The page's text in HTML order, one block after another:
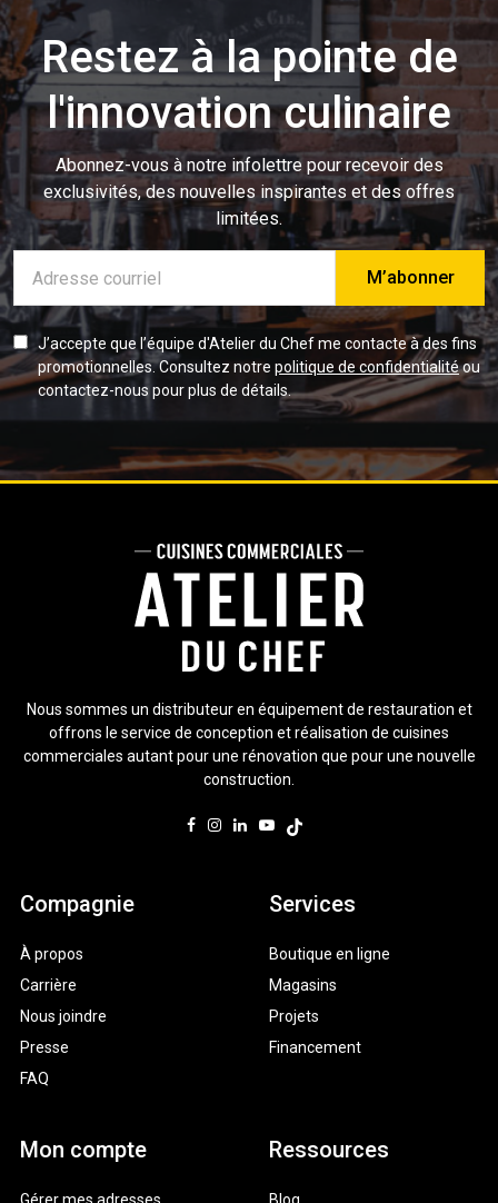
Restez à la pointe de
l'innovation culinaire
Abonnez-vous à notre infolettre pour recevoir des
exclusivités, des nouvelles inspirantes et des offres
limitées.
mail
J’accepte que l’équipe d'Atelier du Chef me contacte à des fins
promotionnelles. Consultez notre politique de confidentialitéou
contactez-nous pour plus de détails.
Nous sommes un distributeur en équipement de restauration et
offrons le service de conception et réalisation de cuisines
commerciales autant pour une rénovation que pour une nouvelle
construction.
Compagnie
À propos
Carrière
Nous joindre
Presse
FAQ
Services
Boutique en ligne
Magasins
Projets
Financement
Mon compte Ressources